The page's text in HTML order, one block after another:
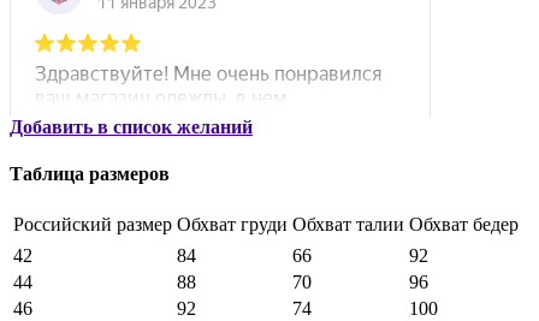
Добавить в список желаний
Таблица размеров
Российский размер Обхват груди Обхват талии Обхват бедер
42
84 66
92
44
88 70
96
46
92 74
100